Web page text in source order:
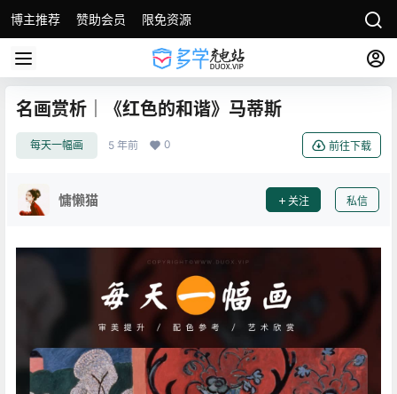
博主推荐 赞助会员 限免资源
名画赏析｜《红色的和谐》马蒂斯
每天一幅画 5 年前 0 前往下载
慵懒猫 关注 私信